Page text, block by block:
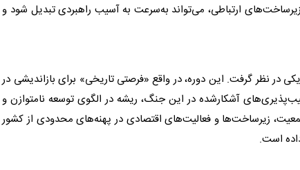
ارتباطی، می‌تواند به‌سرعت به آسیب راهبردی تبدیل شود و
در نظر گرفت. این دوره، در واقع «فرصتی تاریخی» برای بازاندیشی در
آشکارشده در این جنگ، ریشه در الگوی توسعهنامتوازن و
زیرساخت‌ها و فعالیت‌های اقتصادی در پهنه‌های محدودی از کشور
است.